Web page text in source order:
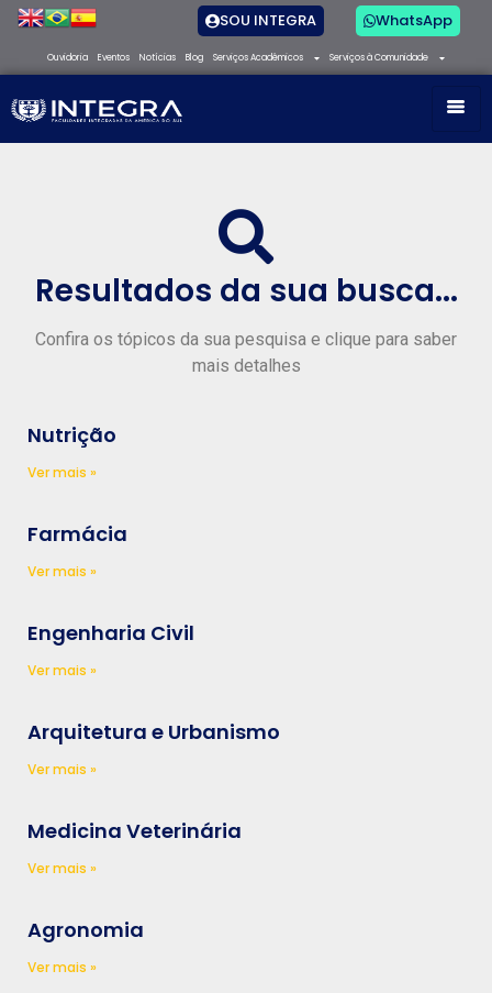
SOU INTEGRA WhatsApp
Ouvidoria Eventos Notícias Blog Serviços Acadêmicos Serviços à Comunidade
Resultados da sua busca...
Confira os tópicos da sua pesquisa e clique para saber
mais detalhes
Nutrição
Ver mais »
Farmácia
Ver mais »
Engenharia Civil
Ver mais »
Arquitetura e Urbanismo
Ver mais »
Medicina Veterinária
Ver mais »
Agronomia
Ver mais »